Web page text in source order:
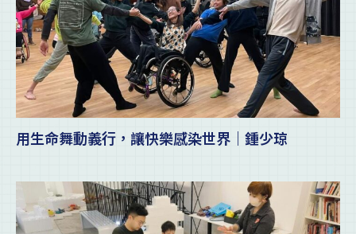
用生命舞動義行，讓快樂感染世界｜鍾少琼